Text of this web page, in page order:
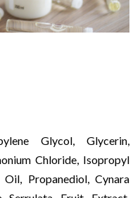
Glycol, Glycerin,
Chloride, Isopropyl
Propanediol, Cynara